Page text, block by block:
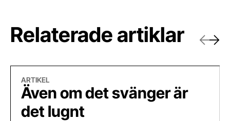
Relaterade artiklar
ARTIKEL
Även om det svänger är
det lugnt